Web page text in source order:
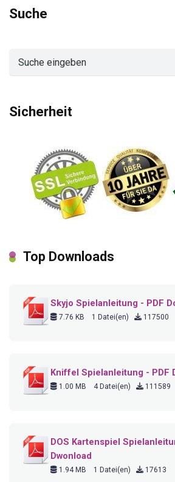
Suche
Sicherheit
Top Downloads
Skyjo Spielanleitung - PDF
7.76 KB 1 Datei(en) 117500
Kniffel Spielanleitung - PDF
1.00 MB 4 Datei(en) 111589
DOS Kartenspiel
Dwonload
1.94 MB 1 Datei(en) 17613